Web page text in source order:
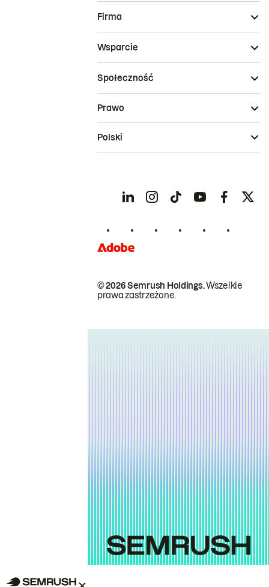
Firma
Wsparcie
Społeczność
© 2026 Semrush Holdings.Wszelkie
prawa zastrzeżone.
Prawo
Polski